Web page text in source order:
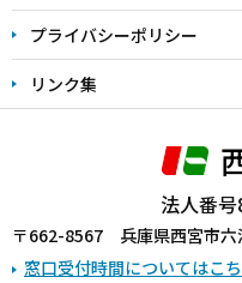
プライバシーポリシー
リンク集
法人番
〒662-8567 兵庫県西宮市六
窓口受付時間についてはこ